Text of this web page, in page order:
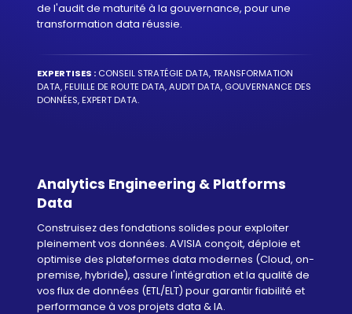
de l'audit de maturité à la gouvernance, pour une
transformation data réussie.
EXPERTISES : CONSEIL STRATÉGIE DATA, TRANSFORMATION
DATA, FEUILLE DE ROUTE DATA, AUDIT DATA, GOUVERNANCE DES
DONNÉES, EXPERT DATA.
Analytics Engineering & Platforms
Data
Construisez des fondations solides pour exploiter
pleinement vos données. AVISIA conçoit, déploie et
optimise des plateformes data modernes (Cloud, on-
premise, hybride), assure l'intégration et la qualité de
vos flux de données (ETL/ELT) pour garantir fiabilité et
performance à vos projets data & IA.